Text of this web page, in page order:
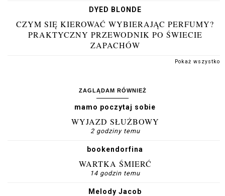
DYED BLONDE
CZYM SIĘ KIEROWAĆ WYBIERAJĄC PERFUMY?
PRAKTYCZNY PRZEWODNIK PO ŚWIECIE
ZAPACHÓW
Pokaż wszystko
ZAGLĄDAM RÓWNIEŻ
mamo poczytaj sobie
WYJAZD SŁUŻBOWY
2 godziny temu
bookendorfina
WARTKA ŚMIERĆ
14 godzin temu
Melody Jacob